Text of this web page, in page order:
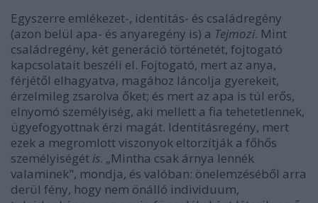
Egyszerre emlékezet-, identitás- és családregény
(azon belül apa- és anyaregény is) a Tejmozi. Mint
családregény, két generáció történetét, fojtogató
kapcsolatait beszéli el. Fojtogató, mert az anya,
férjétől elhagyatva, magához láncolja gyerekeit,
érzelmileg zsarolva őket; és mert az apa is túl erős,
elnyomó személyiség, aki mellett a fia tehetetlennek,
ügyefogyottnak érzi magát. Identitásregény, mert
ezek a megromlott viszonyok eltorzítják a főhős
személyiségét is. „Mintha csak árnya lennék
valaminek", mondja, és valóban: önelemzéséből arra
derül fény, hogy nem önálló individuum,